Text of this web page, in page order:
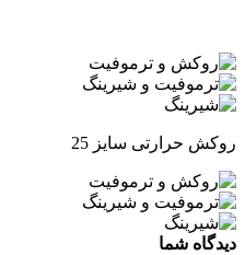
روکش حرارتی سایز 25
دیدگاه شما